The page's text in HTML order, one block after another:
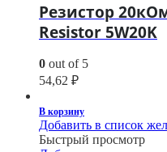
Резистор
Resistor 5W20K
0 out of 5
54,62 ₽
В корзину
Добавить в список
Быстрый просмотр